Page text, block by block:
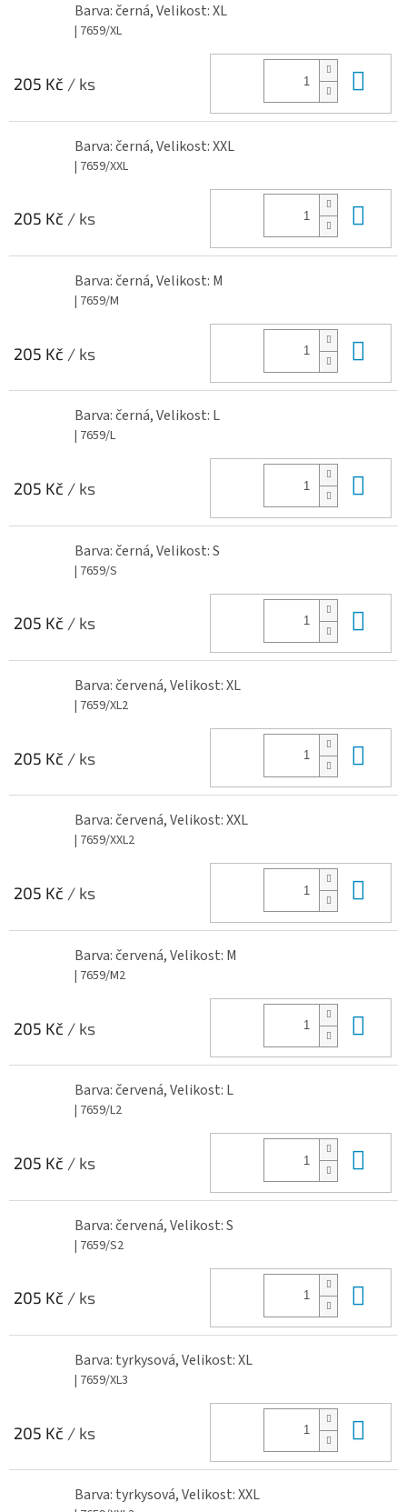
Barva: černá, Velikost: XL
| 7659/XL
205 Kč / ks
Barva: černá, Velikost: XXL
| 7659/XXL
205 Kč / ks
Barva: černá, Velikost: M
| 7659/M
205 Kč / ks
Barva: černá, Velikost: L
| 7659/L
205 Kč / ks
Barva: černá, Velikost: S
| 7659/S
205 Kč / ks
Barva: červená, Velikost: XL
| 7659/XL2
205 Kč / ks
Barva: červená, Velikost: XXL
| 7659/XXL2
205 Kč / ks
Barva: červená, Velikost: M
| 7659/M2
205 Kč / ks
Barva: červená, Velikost: L
| 7659/L2
205 Kč / ks
Barva: červená, Velikost: S
| 7659/S2
205 Kč / ks
Barva: tyrkysová, Velikost: XL
| 7659/XL3
205 Kč / ks
Barva: tyrkysová, Velikost: XXL